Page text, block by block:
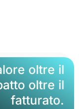
oltre il
oltre il
fatturato.